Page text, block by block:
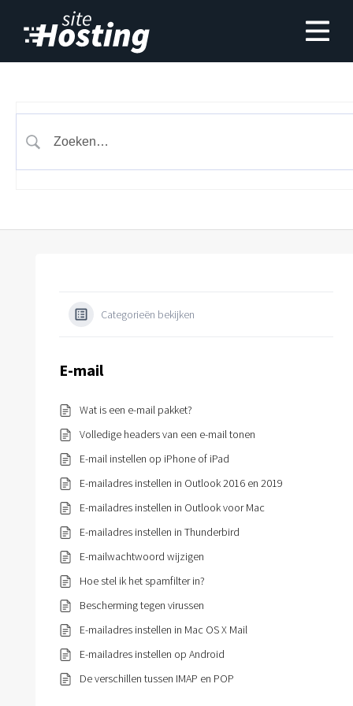
Categorieën bekijken
E-mail
Wat is een e-mail pakket?
Volledige headers van een e-mail tonen
E-mail instellen op iPhone of iPad
E-mailadres instellen in Outlook 2016 en 2019
E-mailadres instellen in Outlook voor Mac
E-mailadres instellen in Thunderbird
E-mailwachtwoord wijzigen
Hoe stel ik het spamfilter in?
Bescherming tegen virussen
E-mailadres instellen in Mac OS X Mail
E-mailadres instellen op Android
De verschillen tussen IMAP en POP